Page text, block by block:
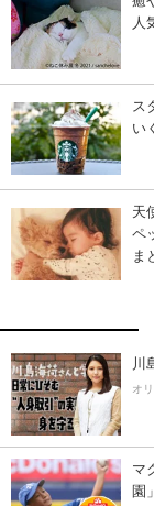
人
ス
い
天
ペ
ま
川
オ
マ
園」